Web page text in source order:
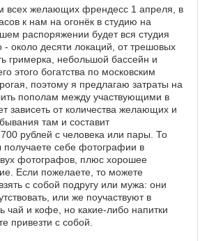
всех желающих френдесс 1 апреля, в
к нам на огонёк в студию на
распоряжении будет вся студия
около десяти локаций, от трешовых
гримерка, небольшой бассейн и
этого богатства по московским
поэтому я предлагаю затраты на
пополам между участвующими в
зависеть от количества желающих и
там и составит
рублей с человека или пары. То
получаете себе фотографии в
фотографов, плюс хорошее
Если пожелаете, то можете
с собой подругу или мужа: они
или же поучаствуют в
чай и кофе, но какие-либо напитки
привезти с собой.